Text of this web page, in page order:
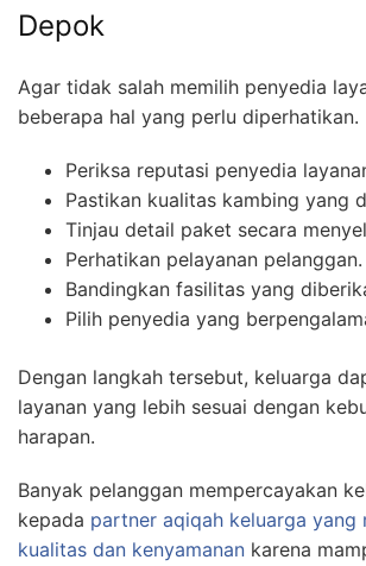
Depok
Agar tidak salah memilih penyedia
beberapa hal yang perlu diperhatikan.
Periksa reputasi penyedia
Pastikan kualitas kambing yang
Tinjau detail paket secara
Perhatikan pelayanan pelanggan.
Bandingkan fasilitas yang
Pilih penyedia yang
Dengan langkah tersebut, keluarga
layanan yang lebih sesuai dengan
harapan.
Banyak pelanggan mempercayakan
kepada partner aqiqah keluarga yang
kualitas dan kenyamanan karena